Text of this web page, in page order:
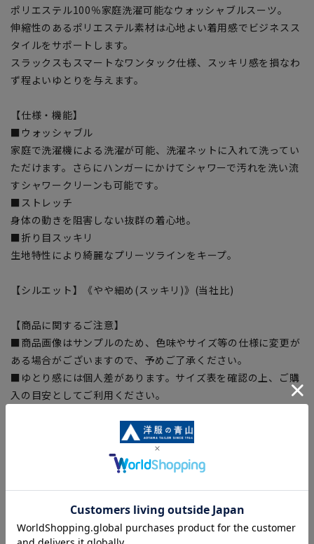
ポリエステル100％家庭洗濯可能なウォッシャブルスーツ。
伸縮性のあるポリエステル素材は心地よい着用感でビジネスス
タイルをサポートします。
スラックスもスマートなワンタック仕様、スッキリ感を損なわ
ず程よいゆとりを与えます。
【仕様・機能】
■ウォッシャブル
家庭で洗濯機による洗濯が可能、洗濯ネットに入れて洗ってい
ただけます。さらにハンガーにかけてシャワーで汚れを洗い流
すシャワークリーンも可能です。
■ストレッチ
身体の動きを阻害しない抜群の着心地。
■折り目スッキリ
生地特性により綺麗なプリーツラインをキープ。
【シルエット】《やや細め(スッキリ)》(当社比)
【商品に関するご注意】
■商品画像はサンプルのため、色味やサイズ等の仕様に変更が
ある場合がございますので、予めご了承ください。
■ゆとり感には個人差があります。サイズ表を確認の上、ご購
入の目安としてご利用ください。
下での光加減により、実際の商品と掲載画像の色味が異なる場
■生地や仕様・デザインにより、着用感や実際のサイズ表に若
上、ご注文いただいたタイミングにより欠品が発生し、ご注文
を完了できない場合がございます。予めご了承ください。